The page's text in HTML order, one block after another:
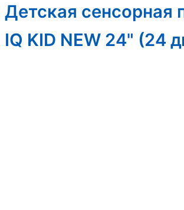
Детская сенсорная
IQ KID NEW 24" (24